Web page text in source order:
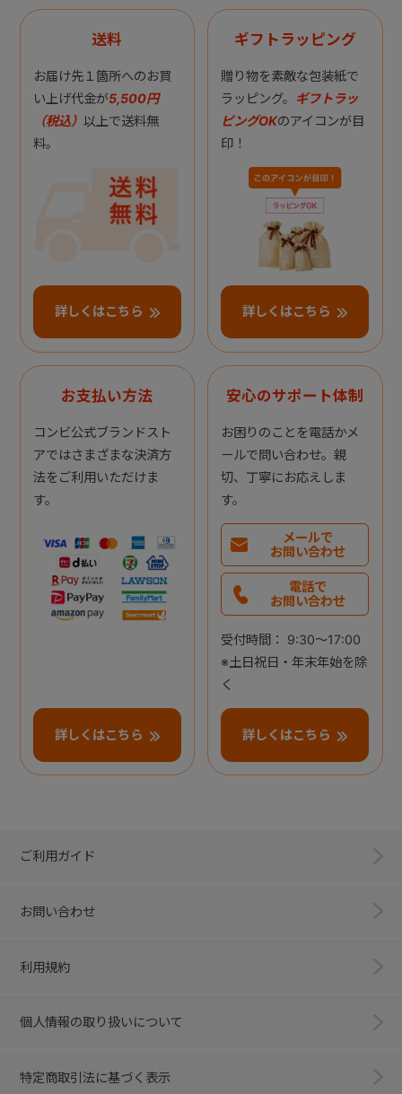
送料
お届け先１箇所へのお買
い上げ代金が5,500円
（税込） 以上で送料無
料。
詳しくはこちら
ギフトラッピング
贈り物を素敵な包装紙で
ラッピング。 ギフトラッ
ピングOKのアイコンが目
印！
詳しくはこちら
お支払い方法
コンビ公式ブランドスト
アではさまざまな決済方
法をご利用いただけま
す。
詳しくはこちら
安心のサポート体制
お困りのことを電話かメ
ールで問い合わせ。親
切、丁寧にお応えしま
す。
メールで
お問い合わせ
電話で
お問い合わせ
受付時間： 9:30～17:00
※土日祝日・年末年始を除
く
詳しくはこちら
ご利用ガイド
お問い合わせ
利用規約
個人情報の取り扱いについて
特定商取引法に基づく表示